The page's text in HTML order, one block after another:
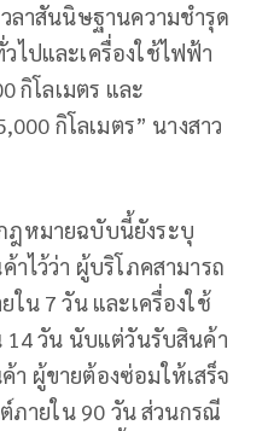
ลาสันนิษฐานความชำรุด
ไปและเครื่องใช้ไฟฟ้า
กิโลเมตร และ
กิโลเมตร” นางสาว
ฎหมายฉบับนี้ยังระบุ
าไว้ว่า ผู้บริโภคสามารถ
น 7 วัน และเครื่องใช้
14 วัน นับแต่วันรับสินค้า
ผู้ขายต้องซ่อมให้เสร็จ
ภายใน 90 วัน ส่วนกรณี